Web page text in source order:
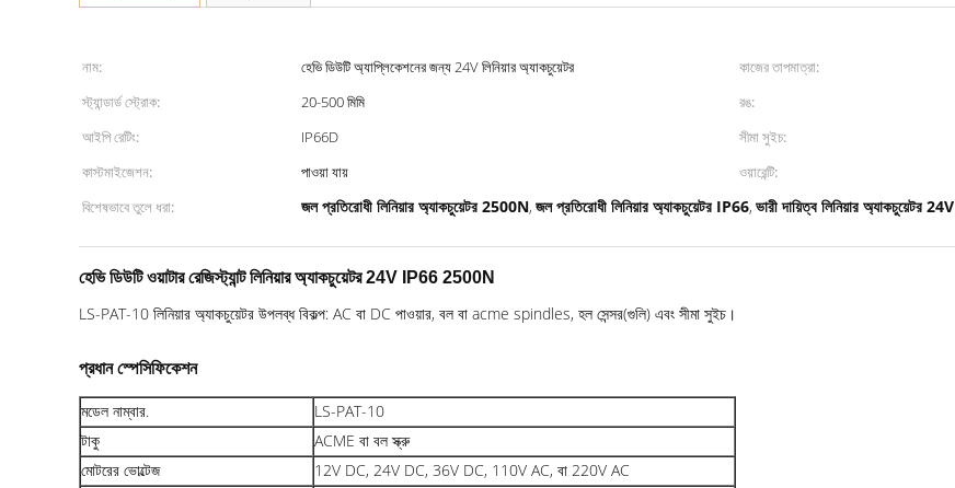
নাম: হেভি ডিউটি ​​অ্যাপ্লিকেশনের জন্য 24V লিনিয়ার অ্যাকচুয়েটর কাজের তাপমাত্রা:
স্ট্যান্ডার্ড স্ট্রোক:
20-500 মিমি রঙ:
আইপি রেটিং:
IP66D সীমা সুইচ:
কাস্টমাইজেশন:
পাওয়া যায় ওয়ারেন্টি:
বিশেষভাবে তুলে ধরা:
জল প্রতিরোধী লিনিয়ার অ্যাকচুয়েটর 2500N, জল প্রতিরোধী লিনিয়ার অ্যাকচুয়েটর IP66, ভারী দায়িত্ব লিনিয়ার অ্যাকচুয়েটর 24V
হেভি ডিউটি ​​ওয়াটার রেজিস্ট্যান্ট লিনিয়ার অ্যাকচুয়েটর 24V IP66 2500N
LS-PAT-10 লিনিয়ার অ্যাকচুয়েটর উপলব্ধ বিকল্প: AC বা DC পাওয়ার, বল বা acme spindles, হল সেন্সর(গুলি) এবং সীমা সুইচ।
প্রধান স্পেসিফিকেশন
মডেল নাম্বার.
LS-PAT-10
টাকু
ACME বা বল স্ক্রু
মোটরের ভোল্টেজ
12V DC, 24V DC, 36V DC, 110V AC, বা 220V AC